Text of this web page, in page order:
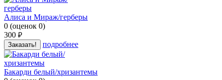
Алиса и Мираж/герберы
0 (оценок 0)
300 руб.
Заказать! подробнее
Бакарди белый/хризантемы